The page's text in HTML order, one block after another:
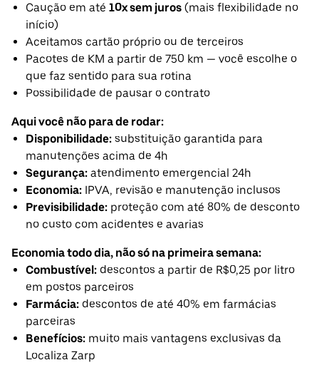
Caução em até 10x sem juros (mais flexibilidade no
início)
Aceitamos cartão próprio ou de terceiros
Pacotes de KM a partir de 750 km — você escolhe o
que faz sentido para sua rotina
Possibilidade de pausar o contrato
Aqui você não para de rodar:
Disponibilidade: substituição garantida para
manutenções acima de 4h
Segurança: atendimento emergencial 24h
Economia: IPVA, revisão e manutenção inclusos
Previsibilidade: proteção com até 80% de desconto
no custo com acidentes e avarias
Economia todo dia, não só na primeira semana:
Combustível: descontos a partir de R$0,25 por litro
em postos parceiros
Farmácia: descontos de até 40% em farmácias
parceiras
Benefícios: muito mais vantagens exclusivas da
Localiza Zarp